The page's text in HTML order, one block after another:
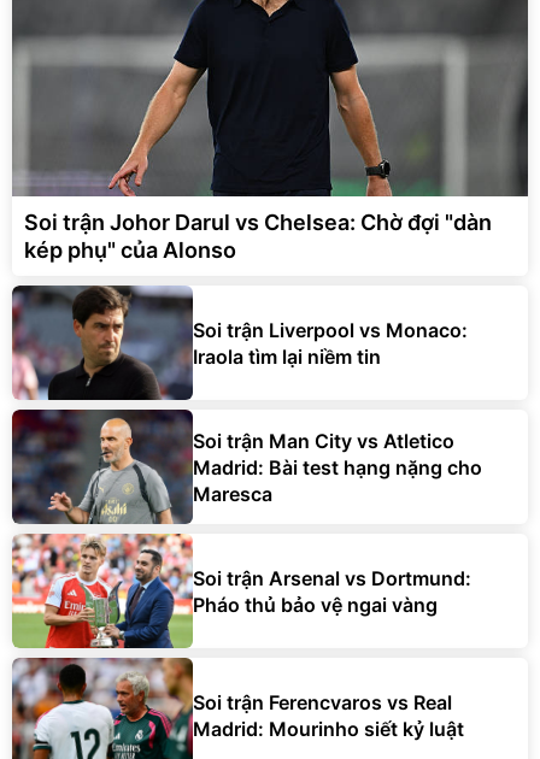
Soi trận Johor Darul vs Chelsea: Chờ đợi "dàn
kép phụ" của Alonso
Soi trận Liverpool vs Monaco:
Iraola tìm lại niềm tin
Soi trận Man City vs Atletico
Madrid: Bài test hạng nặng cho
Maresca
Soi trận Arsenal vs Dortmund:
Pháo thủ bảo vệ ngai vàng
Soi trận Ferencvaros vs Real
Madrid: Mourinho siết kỷ luật